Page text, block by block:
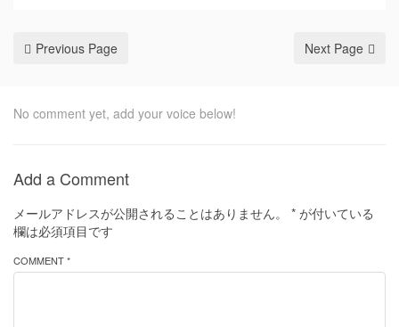
Previous Page Next Page
No comment yet, add your voice below!
Add a Comment
メールアドレスが公開されることはありません。 * が付いている
欄は必須項目です
COMMENT *